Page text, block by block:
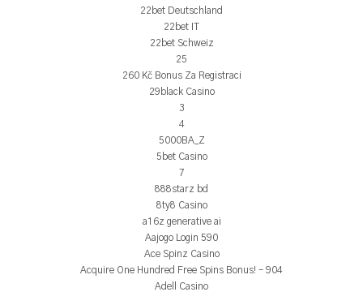
22bet Deutschland
22bet IT
22bet Schweiz
25
260 Kč Bonus Za Registraci
29black Casino
3
4
5000BA_Z
5bet Casino
7
888starz bd
8ty8 Casino
a16z generative ai
Aajogo Login 590
Ace Spinz Casino
Acquire One Hundred Free Spins Bonus! – 904
Adell Casino